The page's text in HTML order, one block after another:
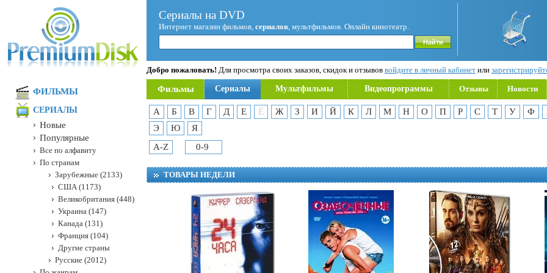
Сериалы на DVD
Интернет магазин фильмов, сериалов, мультфильмов. Онлайн кинотеатр.
Добро пожаловать! Для просмотра своих заказов, скидок и отзывов войдите в личный кабинет или
Фильмы Сериалы Мультфильмы Видеопрограммы Отзывы Новости
А Б В Г Д Е Ё Ж З И Й К Л М Н О П Р С Т У Ф
Э
Ю
Я
A-Z
0-9
ТОВАРЫ НЕДЕЛИ
ФИЛЬМЫ
СЕРИАЛЫ
Новые
Популярные
Все по алфавиту
По странам
Зарубежные (2133)
США (1173)
Великобритания (448)
Украина (147)
Канада (131)
Франция (104)
Другие страны
Русские (2012)